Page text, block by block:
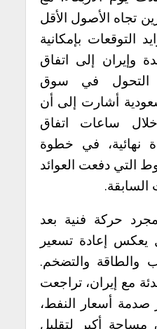
تجاه الأصول الأقل
التوقعات بإمكانية
وإيران إلى اتفاق
التحول في سوق
أشارت إلى أن
ساعات اتفاق
نهائية، في خطوة
التي دفعت العوائد
السابقة.
حركة فنية بعد
إعادة تسعير
والطاقة والتضخم.
مع إيران، تراجعت
أسعار النفط،
مساحة أكبر لتقليل